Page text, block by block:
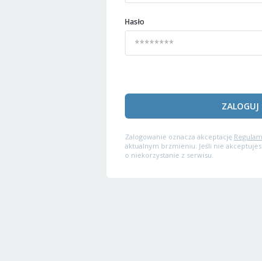
Hasło
ZALOGUJ
Zalogowanie oznacza akceptację
aktualnym brzmieniu. Jeśli nie
o niekorzystanie z serwisu.